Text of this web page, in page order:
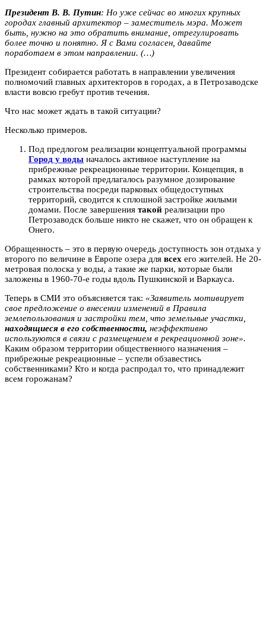
Президент В. В. Путин: Но уже сейчас во многих крупных
городах главный архитектор – заместитель мэра. Может
быть, нужно на это обратить внимание, отрегулировать
более точно и понятно. Я с Вами согласен, давайте
поработаем в этом направлении. (…)
Президент собирается работать в направлении увеличения
полномочий главных архитекторов в городах, а в Петрозаводске
власти вовсю гребут против течения.
Что нас может ждать в такой ситуации?
Несколько примеров.
Под предлогом реализации концептуальной программы
Город у воды началось активное наступление на
прибрежные рекреационные территории. Концепция, в
рамках которой предлагалось разумное дозирование
строительства посреди парковых общедоступных
территорий, сводится к сплошной застройке жилыми
домами. После завершения такой реализации про
Петрозаводск больше никто не скажет, что он обращен к
Онего.
Обращенность – это в первую очередь доступность зон отдыха у
второго по величине в Европе озера для всех его жителей. Не 20-
метровая полоска у воды, а такие же парки, которые были
заложены в 1960-70-е годы вдоль Пушкинской и Варкауса.
Теперь в СМИ это объясняется так: «Заявитель мотивирует
свое предложение о внесении изменений в Правила
землепользования и застройки тем, что земельные участки,
находящиеся в его собственности, неэффективно
используются в связи с размещением в рекреационной зоне».
Каким образом территории общественного назначения –
прибрежные рекреационные – успели обзавестись
собственниками? Кто и когда распродал то, что принадлежит
всем горожанам?